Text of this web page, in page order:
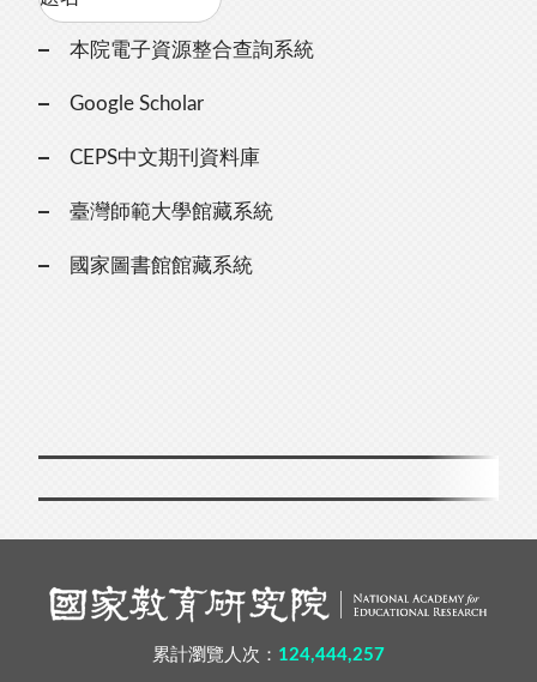
本院電子資源整合查詢系統
Google Scholar
CEPS中文期刊資料庫
臺灣師範大學館藏系統
國家圖書館館藏系統
累計瀏覽人次： 124,444,257